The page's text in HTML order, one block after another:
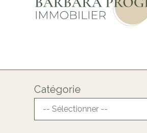
Catégorie
-- Sélectionner --